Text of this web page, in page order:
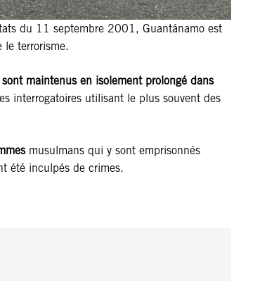
du 11 septembre 2001, Guantánamo est
le terrorisme.
maintenus en isolement prolongé dans
interrogatoires utilisant le plus souvent des
musulmans qui y sont emprisonnés
été inculpés de crimes.